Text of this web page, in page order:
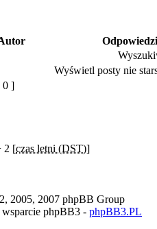
Wyświetl posty nie
0 ]
2 [czas letni (DST)]
2005, 2007 phpBB Group
phpBB3 - phpBB3.PL